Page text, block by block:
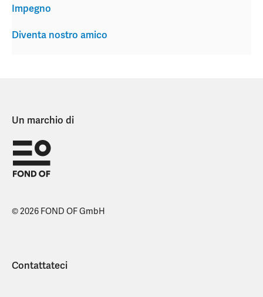
Impegno
Diventa nostro amico
Un marchio di
© 2026 FOND OF GmbH
Contattateci